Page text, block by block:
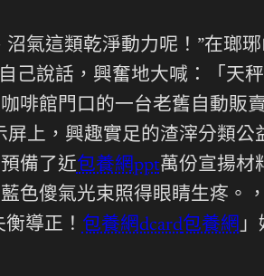
氣這類乾淨動力呢！”在瑯
己說話，興奮地大喊：「天
啡館門口的一台老舊自動販
屏上，興趣實足的渣滓分類公
備了近包養網ppt萬份宣揚材
色傻氣光束照得眼睛生疼。
導正！ 包養網dcard包養網」